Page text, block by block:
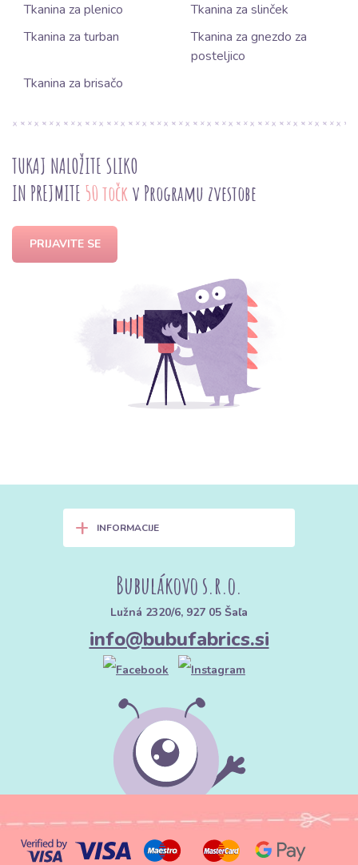
Tkanina za plenico
Tkanina za slinček
Tkanina za turban
Tkanina za gnezdo za
posteljico
Tkanina za brisačo
TUKAJ NALOŽITE SLIKO
IN PREJMITE 50 točk v Programu zvestobe
PRIJAVITE SE
+ INFORMACIJE
Bubulákovo s.r.o.
Lužná 2320/6, 927 05 Šaľa
info@bubufabrics.si